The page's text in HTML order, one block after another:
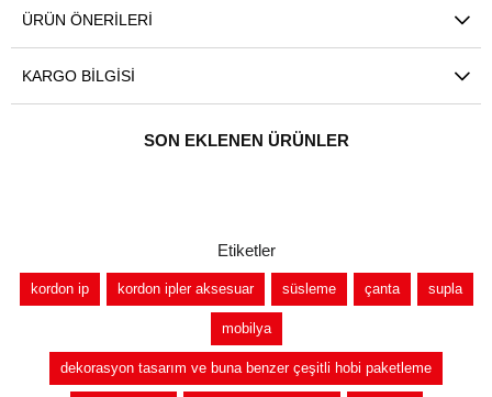
ÜRÜN ÖNERILERI
KARGO BILGISI
SON EKLENEN ÜRÜNLER
Etiketler
kordon ip kordon ipler aksesuar süsleme çanta supla
mobilya
dekorasyon tasarım ve buna benzer çeşitli hobi paketleme